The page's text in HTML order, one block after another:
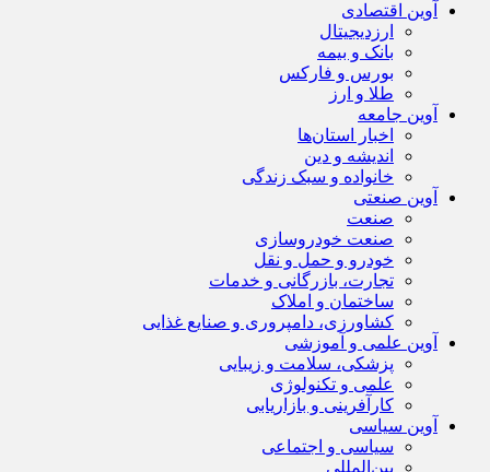
آوین اقتصادی
ارزدیجیتال
بانک و بیمه
بورس و فارکس
طلا و ارز
آوین جامعه
اخبار استان‌ها
اندیشه و دین
خانواده و سبک زندگی
آوین صنعتی
صنعت
صنعت خودروسازی
خودرو و حمل و نقل
تجارت، بازرگانی و خدمات
ساختمان و املاک
کشاورزی، دامپروری و صنایع غذایی
آوین علمی و آموزشی
پزشکی، سلامت و زیبایی
علمی و تکنولوژی
کارآفرینی و بازاریابی
آوین سیاسی
سیاسی و اجتماعی
بین‌المللی